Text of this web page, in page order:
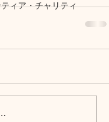
ィア・チャリティ